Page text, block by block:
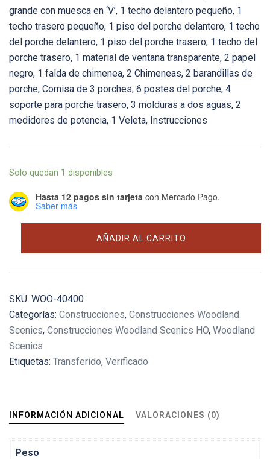
grande con muesca en ‘V’, 1 techo delantero pequeño, 1
techo trasero pequeño, 1 piso del porche delantero, 1 techo
del porche delantero, 1 piso del porche trasero, 1 techo del
porche trasero, 1 material de ventana transparente, 2 papel
negro, 1 falda de chimenea, 2 Chimeneas, 2 barandillas de
porche, Cornisa de 3 porches, 6 postes del porche, 4
soporte para porche trasero, 3 molduras a dos aguas, 2
medidores de potencia, 1 Veleta, Instrucciones
Solo quedan 1 disponibles
Hasta 12 pagos sin tarjeta con Mercado Pago.
Saber más
AÑADIR AL CARRITO
SKU: WOO-40400
Categorías: Construcciones, Construcciones Woodland
Scenics, Construcciones Woodland Scenics HO, Woodland
Scenics
Etiquetas: Transferido, Verificado
INFORMACIÓN ADICIONAL VALORACIONES (0)
Peso